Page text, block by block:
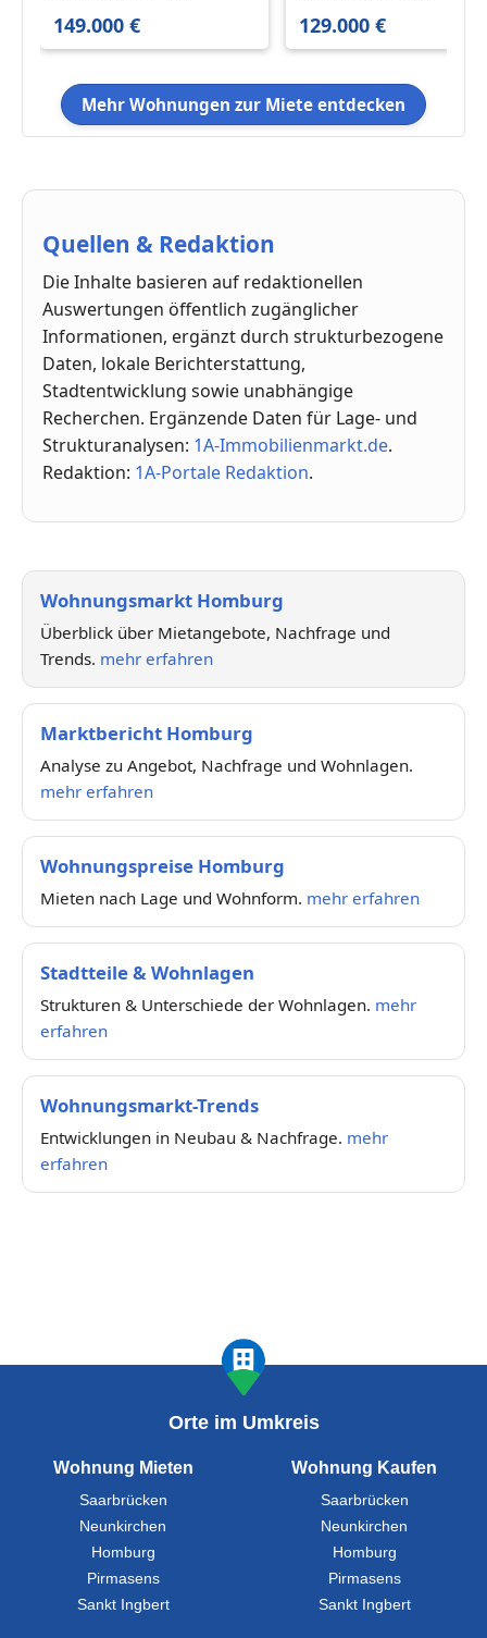
149.000 € 129.000 €
Mehr Wohnungen zur Miete entdecken
Quellen & Redaktion
Die Inhalte basieren auf redaktionellen
Auswertungen öffentlich zugänglicher
Informationen, ergänzt durch strukturbezogene
Daten, lokale Berichterstattung,
Stadtentwicklung sowie unabhängige
Recherchen. Ergänzende Daten für Lage- und
Strukturanalysen: 1A-Immobilienmarkt.de.
Redaktion: 1A-Portale Redaktion.
Wohnungsmarkt Homburg
Überblick über Mietangebote, Nachfrage und
Trends. mehr erfahren
Marktbericht Homburg
Analyse zu Angebot, Nachfrage und Wohnlagen.
mehr erfahren
Wohnungspreise Homburg
Mieten nach Lage und Wohnform. mehr erfahren
Stadtteile & Wohnlagen
Strukturen & Unterschiede der Wohnlagen. mehr
erfahren
Wohnungsmarkt-Trends
Entwicklungen in Neubau & Nachfrage. mehr
erfahren
Orte im Umkreis
Wohnung Mieten
Saarbrücken
Neunkirchen
Homburg
Pirmasens
Sankt Ingbert
Wohnung Kaufen
Saarbrücken
Neunkirchen
Homburg
Pirmasens
Sankt Ingbert